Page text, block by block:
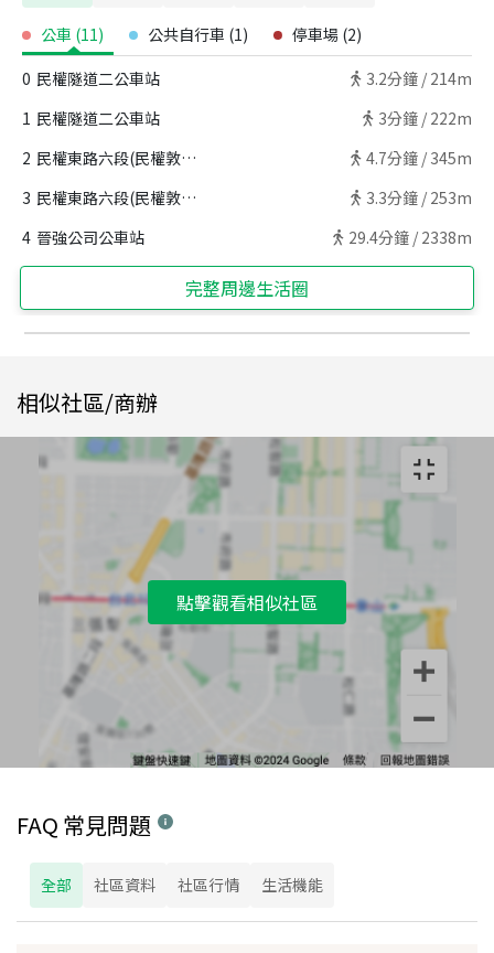
公車 (11) 公共自行車 (1) 停車場 (2)
0 民權隧道二公車站 3.2分鐘 / 214m
1 民權隧道二公車站 3分鐘 / 222m
2 民權東路六段(民權敦品)公車站 4.7分鐘 / 345m
3 民權東路六段(民權敦品)公車站 3.3分鐘 / 253m
4 晉強公司公車站 29.4分鐘 / 2338m
完整周邊生活圈
相似社區/商辦
點擊觀看相似社區
FAQ 常見問題
全部 社區資料 社區行情 生活機能